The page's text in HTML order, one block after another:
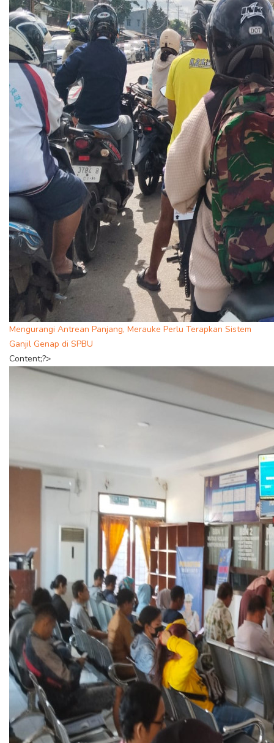
Mengurangi Antrean Panjang, Merauke Perlu Terapkan Sistem
Ganjil Genap di SPBU
Content;?>